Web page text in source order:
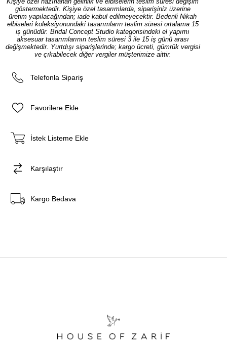
göstermektedir. Kişiye özel tasarımlarda, siparişiniz üzerine
üretim yapılacağından; iade kabul edilmeyecektir. Bedenli Nikah
elbiseleri koleksiyonundaki tasarımların teslim süresi ortalama 15
iş günüdür. Bridal Concept Studio kategorisindeki el yapımı
aksesuar tasarımlarının teslim süresi 3 ile 15 iş günü arası
değişmektedir. Yurtdışı siparişlerinde; kargo ücreti, gümrük vergisi
ve çıkabilecek diğer vergiler müşterimize aittir.
Telefonla Sipariş
Favorilere Ekle
İstek Listeme Ekle
Karşılaştır
Kargo Bedava